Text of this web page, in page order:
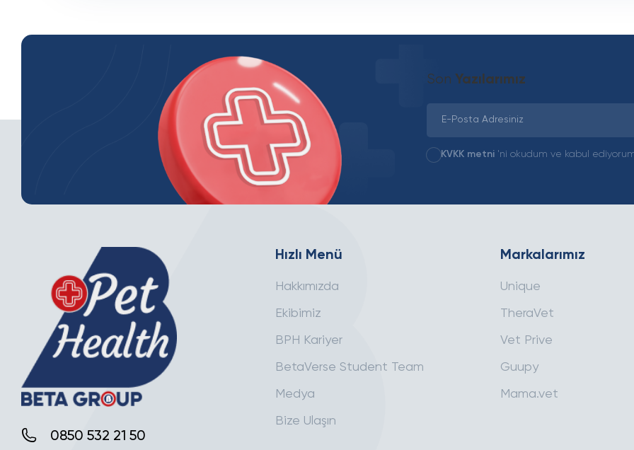
Son Yazılarımız
KVKK metni 'ni okudum ve kabul
0850 532 21 50
Hızlı Menü
Hakkımızda
Ekibimiz
BPH Kariyer
BetaVerse Student Team
Medya
Bize Ulaşın
Markalarımız
Unique
TheraVet
Vet Prive
Guupy
Mama.vet